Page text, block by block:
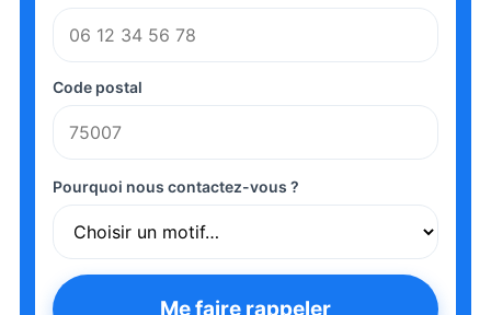
Code postal
Pourquoi nous contactez-vous ?
Me faire rappeler